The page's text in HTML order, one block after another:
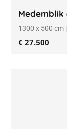
Medemblik
1300 x 500 cm
€ 27.500